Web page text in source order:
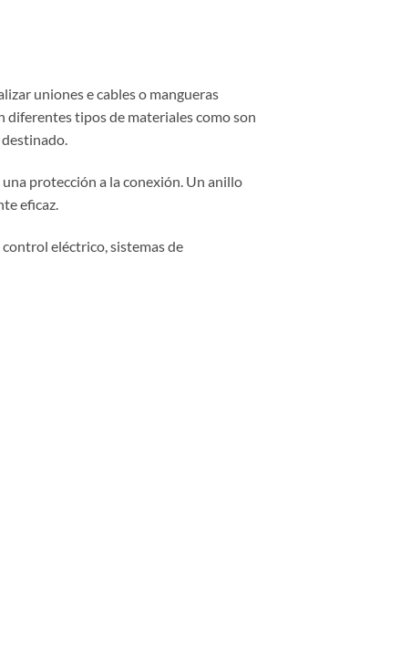
uniones e cables o mangueras
diferentes tipos de materiales como son
protección a la conexión. Un anillo
eficaz.
eléctrico, sistemas de